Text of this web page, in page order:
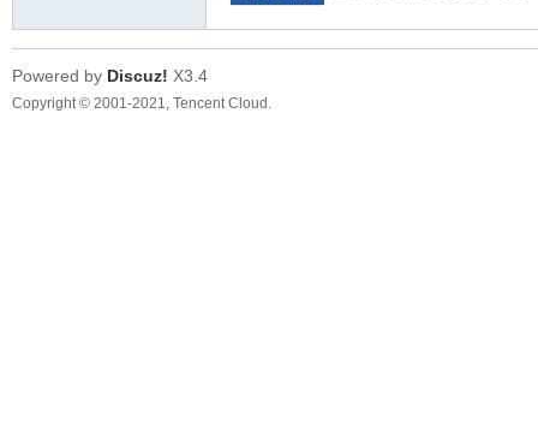
Powered by Discuz! X3.4
Copyright © 2001-2021, Tencent Cloud.